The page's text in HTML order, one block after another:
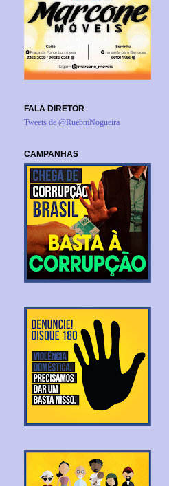
FALA DIRETOR
Tweets de @RuebmNogueira
CAMPANHAS